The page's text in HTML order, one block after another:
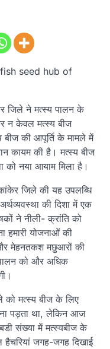
seed hub of
जिले ने मत्स्य पालन के
न केवल मत्स्य बीज
बीज की आपूर्ति के मामले में
कायम की है। मत्स्य बीज
को नया आयाम मिला है।
जिले की यह उपलब्धि
की दिशा में एक
ने नीली- क्रांति को
हमारी योजनाओं की
और मेहनतकश मछुआरों की
को और अधिक
को मत्स्य बीज के लिए
पड़ता था, लेकिन आज
संख्या में मत्स्यबीज के
जगह-जगह दिखाई